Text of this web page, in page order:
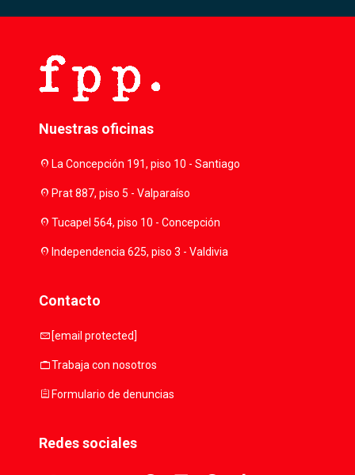
Nuestras oficinas
location_onLa Concepción 191, piso 10 - Santiago
location_onPrat 887, piso 5 - Valparaíso
location_onTucapel 564, piso 10 - Concepción
location_onIndependencia 625, piso 3 - Valdivia
Contacto
mail [email protected]
workTrabaja con nosotros
assignmentFormulario de denuncias
Redes sociales